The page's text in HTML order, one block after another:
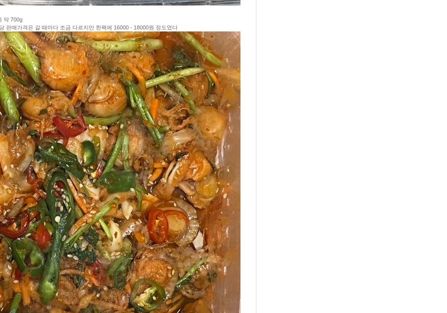
약 700g
판매가격은 갈 때마다 조금 다르지만 한팩에 16000 - 18000원 정도였다